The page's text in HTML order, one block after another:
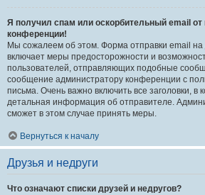
Я получил спам или оскорбительный email от
конференции!
Мы сожалеем об этом. Форма отправки email
включает меры предосторожности и
пользователей, отправляющих подобные
сообщение администратору конференции с
письма. Очень важно включить все заголовки, в
детальная информация об отправителе.
сможет в этом случае принять меры.
Вернуться к началу
Друзья и недруги
Что означают списки друзей и недругов?